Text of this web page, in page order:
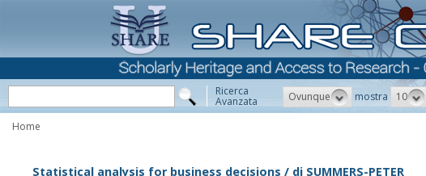
Ricerca
Avanzata Ovunque mostra 10
Home
Statistical analysis for business decisions / di SUMMERS-PETER